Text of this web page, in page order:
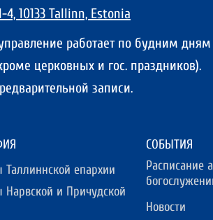
4, 10133 Tallinn, Estonia
работает по будним дням
церковных и гос. праздников).
записи.
Таллиннской епархии
Нарвской и Причудской
СОБЫТИЯ
Расписание
Новости